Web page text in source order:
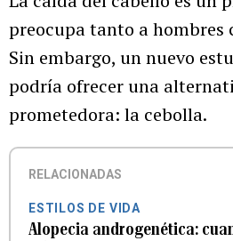
preocupa tanto a hombres
Sin embargo, un nuevo
podría ofrecer una
prometedora: la cebolla.
RELACIONADAS
ESTILOS DE VIDA
Alopecia androgenética: